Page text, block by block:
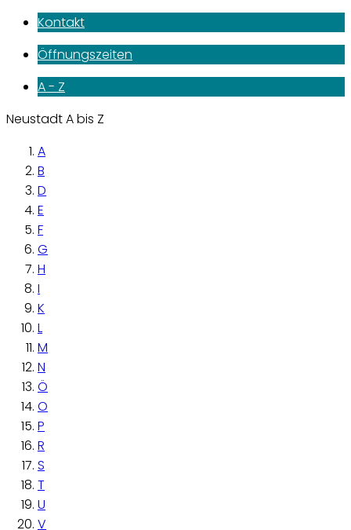
Kontakt
Öffnungszeiten
A - Z
Neustadt A bis Z
A
B
D
E
F
G
H
I
K
L
M
N
Ö
O
P
R
S
T
U
V